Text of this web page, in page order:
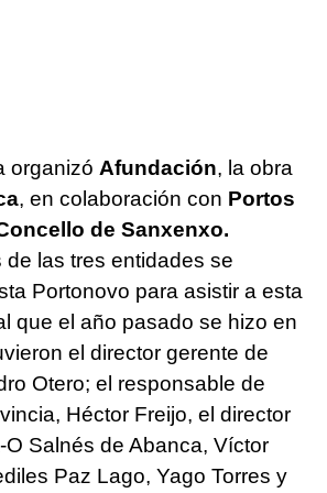
organizó Afundación, la obra
, en colaboración con Portos
de Sanxenxo.
de las tres entidades se
Portonovo para asistir a esta
que el año pasado se hizo en
el director gerente de
Otero; el responsable de
Héctor Freijo, el director
Salnés de Abanca, Víctor
Paz Lago, Yago Torres y